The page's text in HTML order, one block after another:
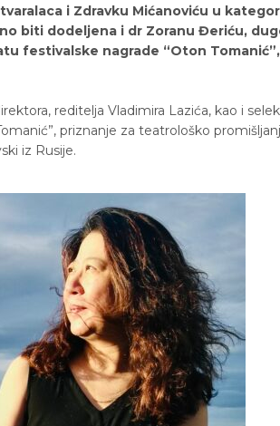
i Zdravku Mićanoviću u
biti dodeljena i dr Zoranu Đeriću,
festivalske nagrade “Oton
reditelja Vladimira Lazića, kao i
priznanje za teatrološko
iz Rusije.